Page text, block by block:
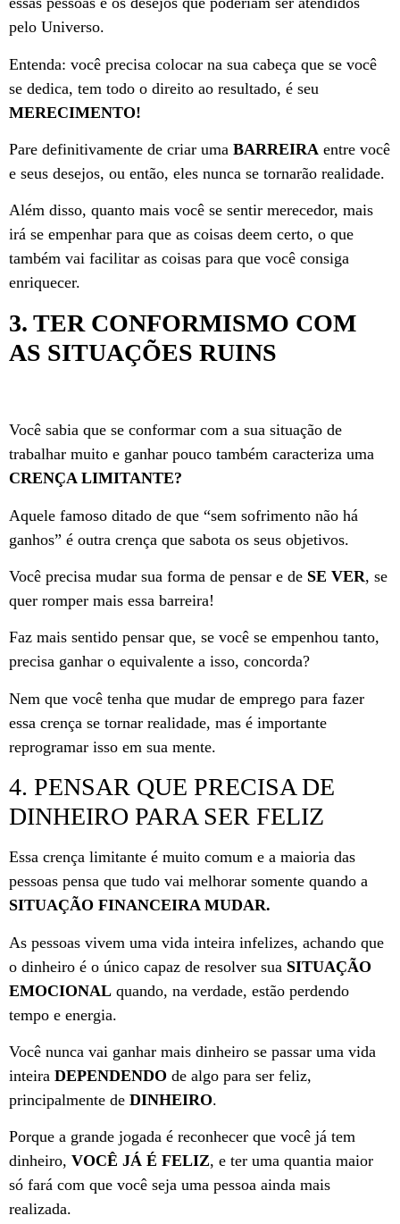
pelo Universo.
Entenda: você precisa colocar na sua cabeça que se você
se dedica, tem todo o direito ao resultado, é seu
MERECIMENTO!
Pare definitivamente de criar uma BARREIRA entre você
e seus desejos, ou então, eles nunca se tornarão realidade.
Além disso, quanto mais você se sentir merecedor, mais
irá se empenhar para que as coisas deem certo, o que
também vai facilitar as coisas para que você consiga
enriquecer.
3. TER CONFORMISMO COM
AS SITUAÇÕES RUINS
Você sabia que se conformar com a sua situação de
trabalhar muito e ganhar pouco também caracteriza uma
CRENÇA LIMITANTE?
Aquele famoso ditado de que “sem sofrimento não há
ganhos” é outra crença que sabota os seus objetivos.
Você precisa mudar sua forma de pensar e de SE VER, se
quer romper mais essa barreira!
Faz mais sentido pensar que, se você se empenhou tanto,
precisa ganhar o equivalente a isso, concorda?
Nem que você tenha que mudar de emprego para fazer
essa crença se tornar realidade, mas é importante
reprogramar isso em sua mente.
4. PENSAR QUE PRECISA DE
DINHEIRO PARA SER FELIZ
Essa crença limitante é muito comum e a maioria das
pessoas pensa que tudo vai melhorar somente quando a
SITUAÇÃO FINANCEIRA MUDAR.
As pessoas vivem uma vida inteira infelizes, achando que
o dinheiro é o único capaz de resolver sua SITUAÇÃO
EMOCIONAL quando, na verdade, estão perdendo
tempo e energia.
Você nunca vai ganhar mais dinheiro se passar uma vida
inteira DEPENDENDO de algo para ser feliz,
principalmente de DINHEIRO.
Porque a grande jogada é reconhecer que você já tem
dinheiro, VOCÊ JÁ É FELIZ, e ter uma quantia maior
só fará com que você seja uma pessoa ainda mais
realizada.